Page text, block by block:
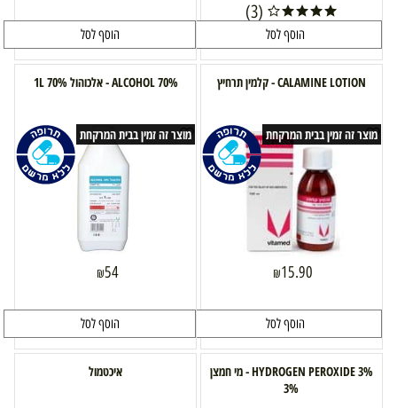
(3)
הוסף לסל הוסף לסל
CALAMINE LOTION - קלמין תרחיץ
מוצר זה זמין בבית המרקחת
₪15.90
הוסף לסל
ALCOHOL 70% - אלכוהול 70% 1L
מוצר זה זמין בבית המרקחת
₪54
הוסף לסל
HYDROGEN PEROXIDE 3% - מי חמצן
3%
איכטמול